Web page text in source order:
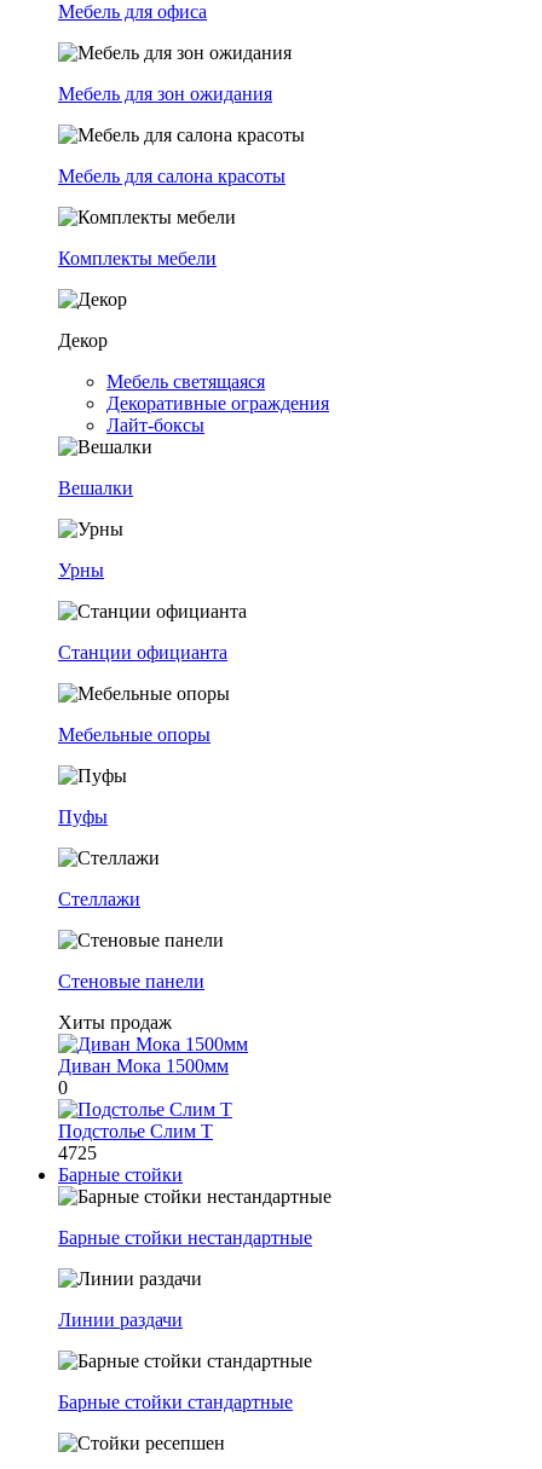
Мебель для офиса
Мебель для зон ожидания
Мебель для салона красоты
Комплекты мебели
Декор
Мебель светящаяся
Декоративные ограждения
Лайт-боксы
Вешалки
Урны
Станции официанта
Мебельные опоры
Пуфы
Стеллажи
Стеновые панели
Хиты продаж
Диван Мока 1500мм
0
Подстолье Слим Т
4725
Барные стойки
Барные стойки нестандартные
Линии раздачи
Барные стойки стандартные